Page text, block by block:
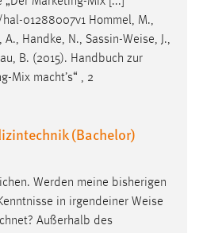
hal-01288007v1 Hommel, M.,
A., Handke, N., Sassin-Weise, J.,
B. (2015). Handbuch zur
Mix macht’s“ , 2
(Bachelor)
Werden meine bisherigen
in irgendeiner Weise
Außerhalb des